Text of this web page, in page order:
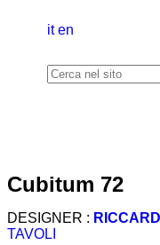
it en
cubitum 72
DESIGNER :
TAVOLI